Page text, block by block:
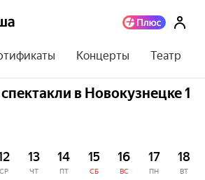
Концерты Театр
в Новокузнецке 1
СР
13
ЧТ
14
ПТ
15
СБ
16
ВС
17
ПН
18
ВТ